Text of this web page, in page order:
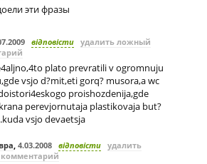
эти фразы
відповісти удалить ложный
plato prevratili v ogromnuju
vsjo d?mit,eti gorq? musora,a wc
proishozdenija,gde
perevjornutaja plastikovaja but?
vsjo devaetsja
, 4.03.2008 відповісти удалить